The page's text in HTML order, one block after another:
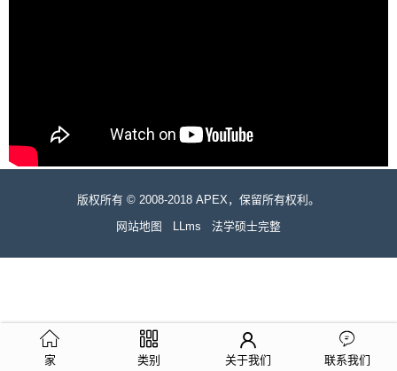
版权所有 © 2008-2018 APEX，保留所有权利。
网站地图
LLms 法学硕士完整
家 类别 关于我们 联系我们